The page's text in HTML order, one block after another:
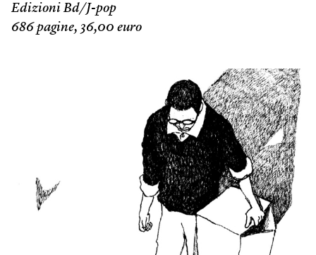
Edizioni Bd/J-pop
686 pagine, 36,00 euro